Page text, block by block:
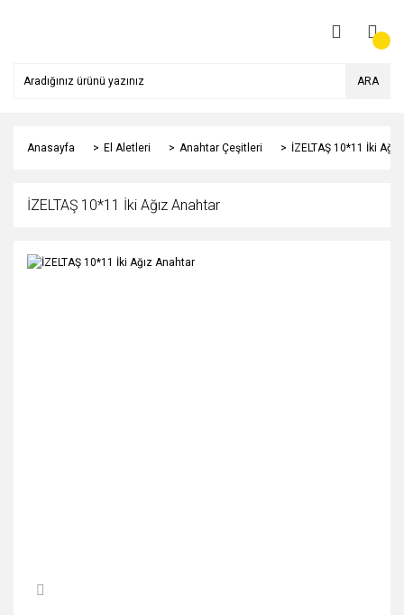
ARA
Anasayfa El Aletleri Anahtar Çeşitleri İZELTAŞ 10*11 İki
İZELTAŞ 10*11 İki Ağız Anahtar